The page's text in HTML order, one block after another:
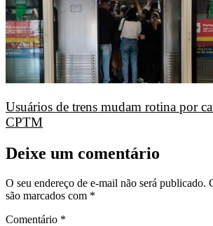
Usuários de trens mudam rotina por
CPTM
Deixe um comentário
O seu endereço de e-mail não será publicado.
são marcados com *
Comentário *